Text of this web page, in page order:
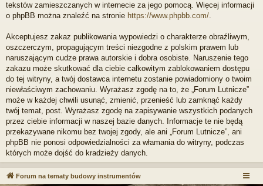
tekstów zamieszczanych w internecie za jego pomocą. Więcej informacji
o phpBB można znaleźć na stronie https://www.phpbb.com/.
Akceptujesz zakaz publikowania wypowiedzi o charakterze obraźliwym,
oszczerczym, propagującym treści niezgodne z polskim prawem lub
naruszającym cudze prawa autorskie i dobra osobiste. Naruszenie tego
zakazu może skutkować dla ciebie całkowitym zablokowaniem dostępu
do tej witryny, a twój dostawca internetu zostanie powiadomiony o twoim
niewłaściwym zachowaniu. Wyrażasz zgodę na to, że „Forum Lutnicze”
może w każdej chwili usunąć, zmienić, przenieść lub zamknąć każdy
twój temat, post. Wyrażasz zgodę na zapisywanie wszystkich podanych
przez ciebie informacji w naszej bazie danych. Informacje te nie będą
przekazywane nikomu bez twojej zgody, ale ani „Forum Lutnicze”, ani
phpBB nie ponosi odpowiedzialności za włamania do witryny, podczas
których może dojść do kradzieży danych.
Forum na tematy budowy instrumentów